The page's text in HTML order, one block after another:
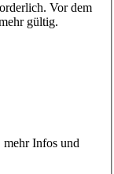
Vor dem
gültig.
mehr Infos und